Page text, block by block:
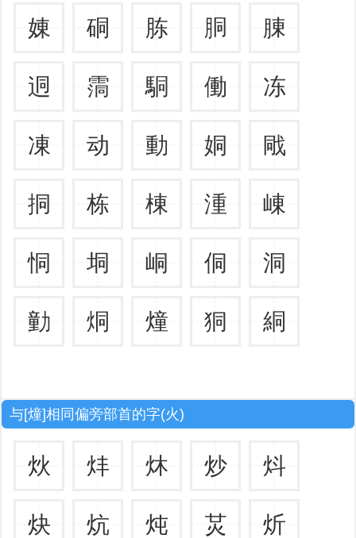
娻 硐 胨 胴 腖
迵 霘 駧 働 冻
凍 动 動 姛 戙
挏 栋 棟 湩 崠
恫 垌 峒 侗 洞
勭 烔 燑 狪 絧
与[燑]相同偏旁部首的字(火)
炏 炐 炑 炒 炓
炔 炕 炖 炗 炘